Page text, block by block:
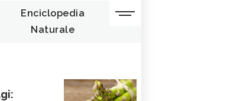
Enciclopedia
Naturale